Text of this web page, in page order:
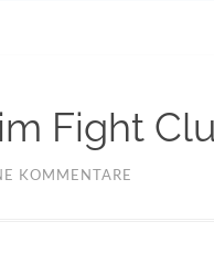
Fight
KOMMENTARE